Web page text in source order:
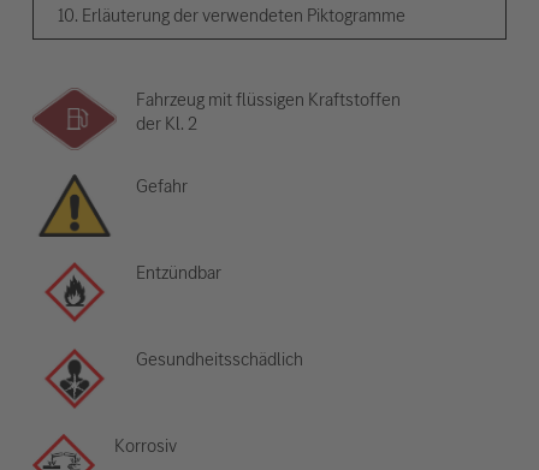
10. Erläuterung der verwendeten Piktogramme
Fahrzeug mit flüssigen Kraftstoffen
der Kl. 2
Gefahr
Entzündbar
Gesundheitsschädlich
Korrosiv